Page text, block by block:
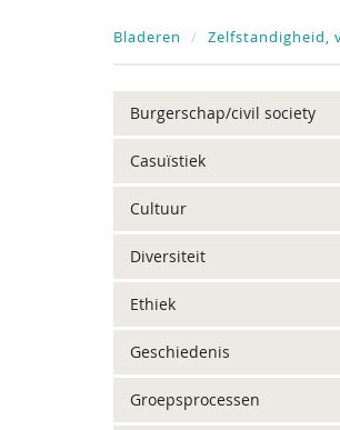
Bladeren Zelfstandigheid,
Burgerschap/civil society
Casuïstiek
Cultuur
Diversiteit
Ethiek
Geschiedenis
Groepsprocessen